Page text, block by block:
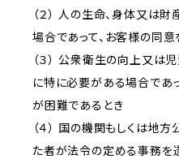
（２） 人の生命、身体又は
場合であって、お客様の同
（３） 公衆衛生の向上又は
に特に必要がある場合であ
が困難であるとき
（４） 国の機関もしくは地
た者が法令の定める事務を